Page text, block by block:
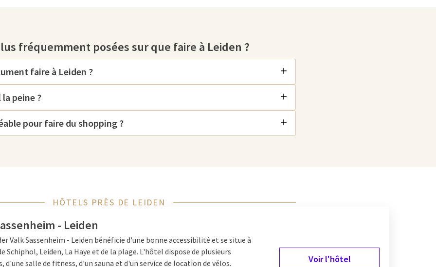
, l'un des plus anciens
des jardins à thème uniques
visitez le Rijksmuseum van
égyptiennes aux œuvres
non seulement
également d'une vue
panoramiques et vous
moderne auWestfield Mall
où boutiques et restaurants
fréquemment posées sur que faire à Leiden ?
faire à Leiden ?
peine ?
pour faire du shopping ?
HÔTELS PRÈS DE LEIDEN
- Leiden
Valk Sassenheim - Leiden bénéficie d'une bonne accessibilité et se situe à
Schiphol, Leiden, La Haye et de la plage. L'hôtel dispose de plusieurs
d'une salle de fitness, d'un sauna et d'un service de location de vélos.
Voir l'hôtel